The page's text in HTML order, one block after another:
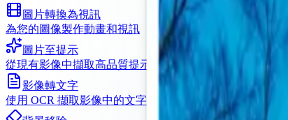
圖片轉換為視訊
為您的圖像製作動畫和視訊
圖片至提示
從現有影像中擷取高品質提示
影像轉文字
使用 OCR 擷取影像中的文字內容